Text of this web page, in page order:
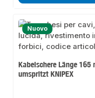
Nuovo
Kabelschere Länge
umspritzt KNIPEX